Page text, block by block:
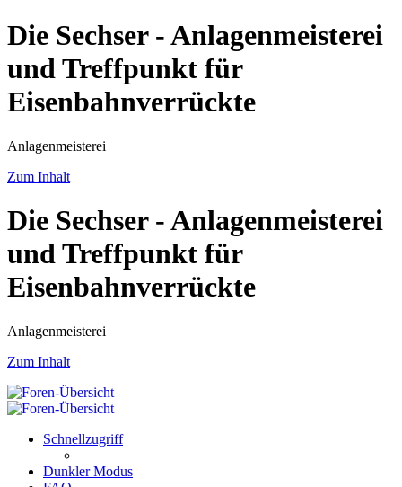
Die Sechser - Anlagenmeisterei
und Treffpunkt für
Eisenbahnverrückte
Anlagenmeisterei
Zum Inhalt
Die Sechser - Anlagenmeisterei
und Treffpunkt für
Eisenbahnverrückte
Anlagenmeisterei
Zum Inhalt
Schnellzugriff
Dunkler Modus